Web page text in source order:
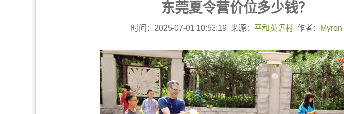
东莞夏令营价位多少钱？
时间：2025-07-01 10:53:19 来源： 平和英语村 作者： Myron